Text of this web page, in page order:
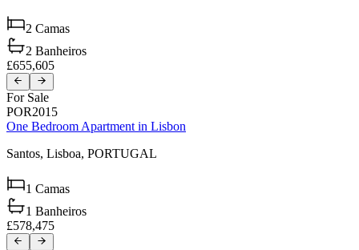
2 Camas
2 Banheiros
£655,605
For Sale
POR2015
One Bedroom Apartment in Lisbon
Santos, Lisboa, PORTUGAL
1 Camas
1 Banheiros
£578,475